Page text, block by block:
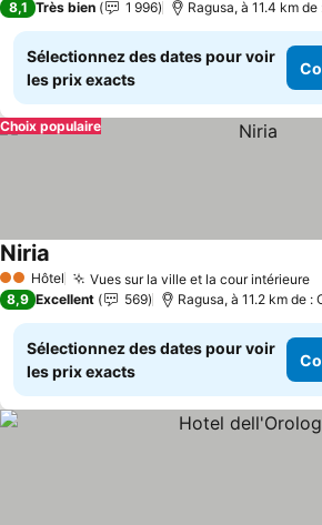
8,1 Très bien 1 996 Ragusa, à 11.4 km de
Sélectionnez des dates pour voir
les prix exacts
Choix populaire
2 Étoiles
Hôtel Vues sur la ville et la cour intérieure
Niria
8,9 Excellent 569 Ragusa, à 11.2 km de :
Sélectionnez des dates pour voir
les prix exacts